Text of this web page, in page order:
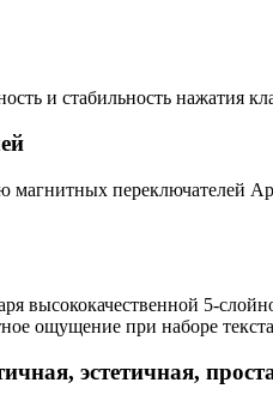
и стабильность нажатия
магнитных
высококачественной 5-
ощущение при наборе
эстетичная,